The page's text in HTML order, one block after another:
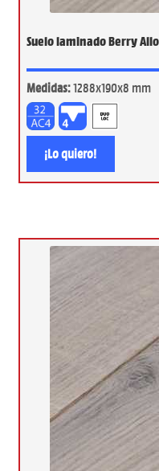
Suelo laminado Berry
Medidas:1288x190x8 mm
¡Lo quiero!